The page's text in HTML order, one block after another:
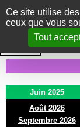
Panneau de
Ce site utilise
ceux que vous
Tout
Le Marni
CONCERTS DANSE/CIRQUE
INTRA MUROS
Juin 2025
Août 2026
Septembre 2026
L
2
M
3
M
4